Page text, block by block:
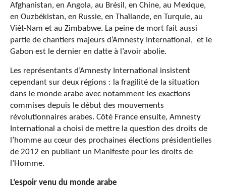
Afghanistan, en Angola, au Brésil, en Chine, au Mexique,
en Ouzbékistan, en Russie, en Thaïlande, en Turquie, au
Viêt-Nam et au Zimbabwe. La peine de mort fait aussi
partie de chantiers majeurs d’Amnesty International, et le
Gabon est le dernier en datte à l’avoir abolie.
Les représentants d’Amnesty International insistent
cependant sur deux régions : la fragilité de la situation
dans le monde arabe avec notamment les exactions
commises depuis le début des mouvements
révolutionnaires arabes. Côté France ensuite, Amnesty
International a choisi de mettre la question des droits de
l’homme au cœur des prochaines élections présidentielles
de 2012 en publiant un Manifeste pour les droits de
l’Homme.
L’espoir venu du monde arabe